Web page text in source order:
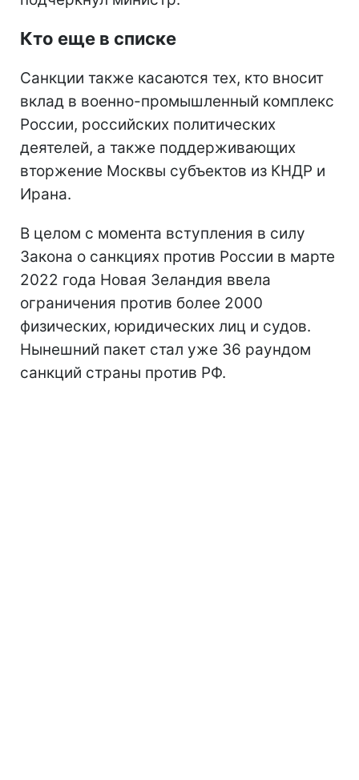
Кто еще в списке
Санкции также касаются тех, кто вносит
вклад в военно-промышленный комплекс
России, российских политических
деятелей, а также поддерживающих
вторжение Москвы субъектов из КНДР и
Ирана.
В целом с момента вступления в силу
Закона о санкциях против России в марте
2022 года Новая Зеландия ввела
ограничения против более 2000
физических, юридических лиц и судов.
Нынешний пакет стал уже 36 раундом
санкций страны против РФ.